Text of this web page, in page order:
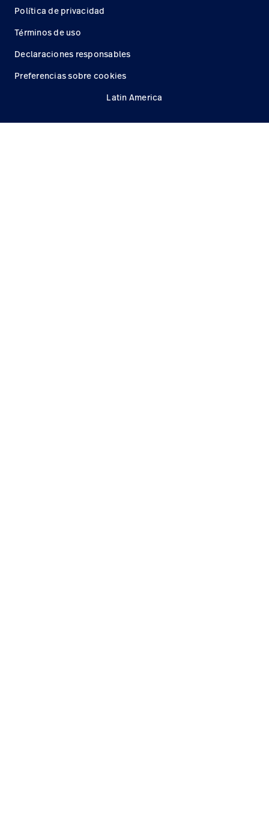
Política de privacidad
Términos de uso
Declaraciones responsables
Preferencias sobre cookies
Latin America